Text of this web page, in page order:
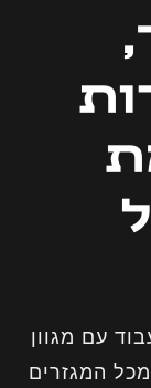
לעבוד עם מגוון
המגזרים